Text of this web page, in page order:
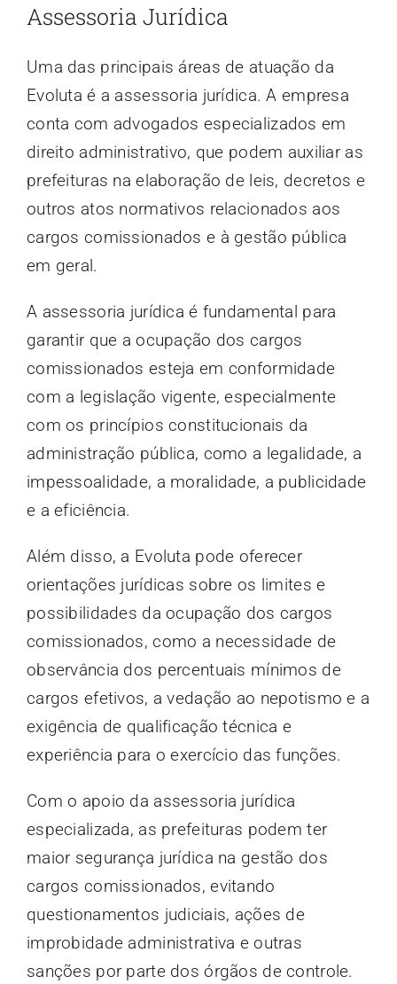
Assessoria Jurídica
Uma das principais áreas de atuação da
Evoluta é a assessoria jurídica. A empresa
conta com advogados especializados em
direito administrativo, que podem auxiliar as
prefeituras na elaboração de leis, decretos e
outros atos normativos relacionados aos
cargos comissionados e à gestão pública
em geral.
A assessoria jurídica é fundamental para
garantir que a ocupação dos cargos
comissionados esteja em conformidade
com a legislação vigente, especialmente
com os princípios constitucionais da
administração pública, como a legalidade, a
impessoalidade, a moralidade, a publicidade
e a eficiência.
Além disso, a Evoluta pode oferecer
orientações jurídicas sobre os limites e
possibilidades da ocupação dos cargos
comissionados, como a necessidade de
observância dos percentuais mínimos de
cargos efetivos, a vedação ao nepotismo e a
exigência de qualificação técnica e
experiência para o exercício das funções.
Com o apoio da assessoria jurídica
especializada, as prefeituras podem ter
maior segurança jurídica na gestão dos
cargos comissionados, evitando
questionamentos judiciais, ações de
improbidade administrativa e outras
sanções por parte dos órgãos de controle.